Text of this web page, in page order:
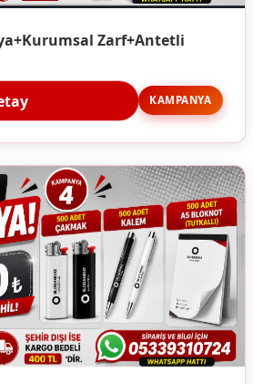
Zarf+Antetli
KAMPANYA